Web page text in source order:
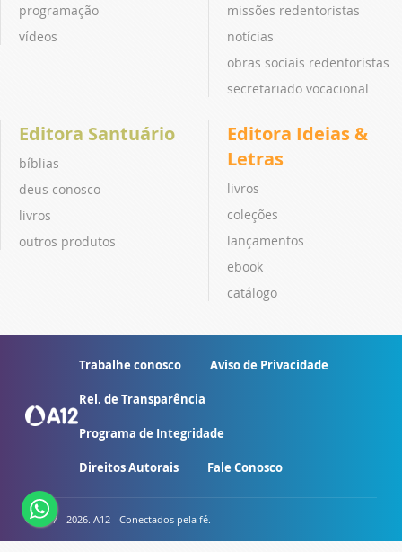
programação
vídeos
missões redentoristas
notícias
obras sociais redentoristas
secretariado vocacional
Editora Santuário
bíblias
deus conosco
livros
outros produtos
Editora Ideias &
Letras
livros
coleções
lançamentos
ebook
catálogo
Trabalhe conosco Aviso de Privacidade
Rel. de Transparência
Programa de Integridade
Direitos Autorais Fale Conosco
© 2007 - 2026. A12 - Conectados pela fé.